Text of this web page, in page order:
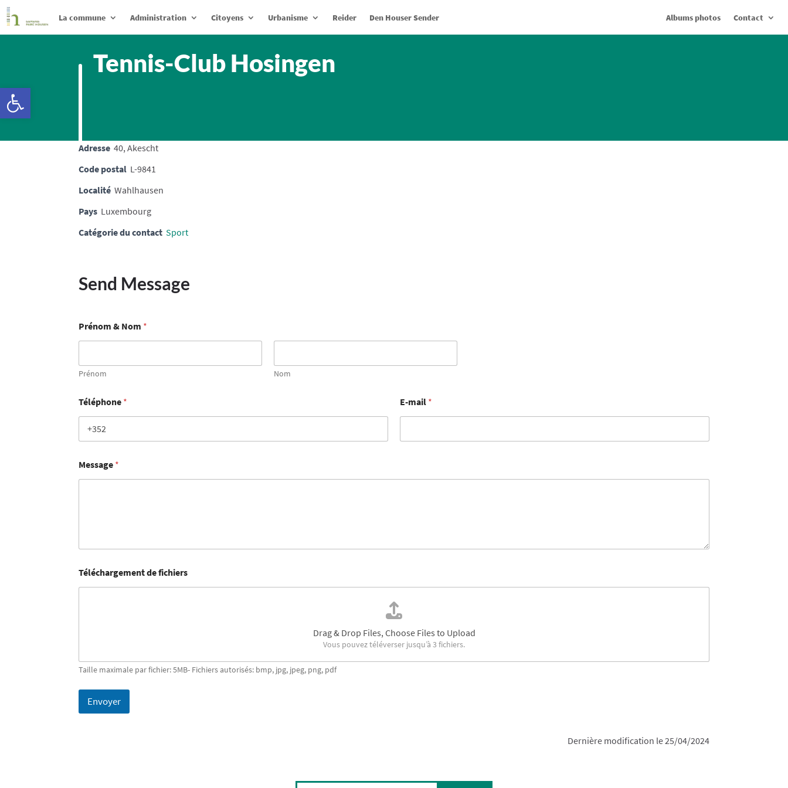
La commune Administration Citoyens Urbanisme Reider Den Houser Sender Albums photos Contact
Tennis-Club Hosingen
Adresse 40, Akescht
Code postal L-9841
Localité Wahlhausen
Pays Luxembourg
Catégorie du contact Sport
Send Message
Prénom & Nom *
Prénom Nom
Téléphone * E-mail *
Message *
Téléchargement de fichiers
Drag & Drop Files,Choose Files to Upload
Vous pouvez téléverser jusqu’à 3 fichiers.
Taille maximale par fichier: 5MB- Fichiers autorisés: bmp, jpg, jpeg, png, pdf
Envoyer
Dernière modification le 25/04/2024
Ouvrir la barre d’outils